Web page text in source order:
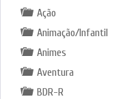
Ação
Animação/Infantil
Animes
Aventura
BDR-R